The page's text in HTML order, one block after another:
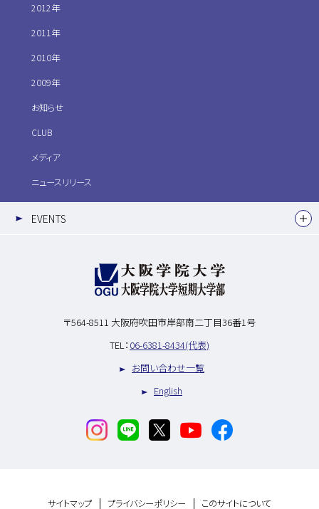
2012年
2011年
2010年
2009年
お知らせ
CLUB
メディア
ニュースリリース
EVENTS
〒564-8511 大阪府吹田市岸部南二丁目36番1号
TEL： 06-6381-8434(代表)
お問い合わせ一覧
English
サイトマップ プライバシーポリシー このサイトについて